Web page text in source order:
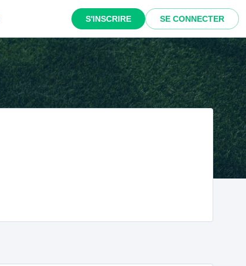
S'INSCRIRE SE CONNECTER